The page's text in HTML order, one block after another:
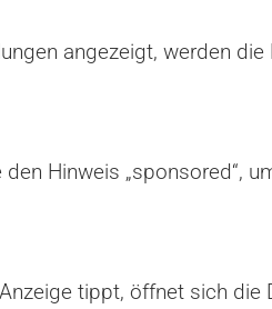
angezeigt, werden
Hinweis „sponsored“,
tippt, öffnet sich die